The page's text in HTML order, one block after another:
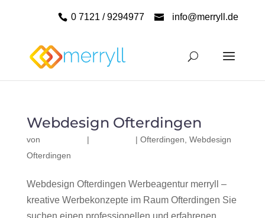
0 7121 / 9294977 info@merryll.de
Webdesign Ofterdingen
von | | Ofterdingen Webdesign
Ofterdingen
Webdesign Ofterdingen Werbeagentur merryll –
kreative Werbekonzepte im Raum Ofterdingen Sie
suchen einen professionellen und erfahrenen